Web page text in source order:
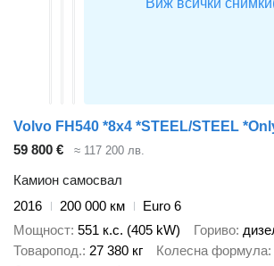
59 800 € ≈ 117 200 лв.
Камион самосвал
2016
200 000 км
Euro 6
Мощност 551 к.с. (405 kW) Гориво
Товаропод. 27 380 кг Колесна формула